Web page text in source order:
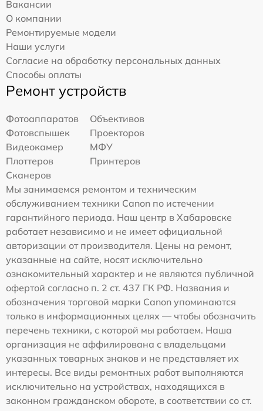
Вакансии
О компании
Ремонтируемые модели
Наши услуги
Согласие на обработку персональных данных
Способы оплаты
Ремонт устройств
Фотоаппаратов
Объективов
Фотовспышек
Проекторов
Видеокамер
МФУ
Плоттеров
Принтеров
Сканеров
Мы занимаемся ремонтом и техническим
обслуживанием техники Canon по истечении
гарантийного периода. Наш центр в Хабаровске
работает независимо и не имеет официальной
авторизации от производителя. Цены на ремонт,
указанные на сайте, носят исключительно
ознакомительный характер и не являются публичной
офертой согласно п. 2 ст. 437 ГК РФ. Названия и
обозначения торговой марки Canon упоминаются
только в информационных целях — чтобы обозначить
перечень техники, с которой мы работаем. Наша
организация не аффилирована с владельцами
указанных товарных знаков и не представляет их
интересы. Все виды ремонтных работ выполняются
исключительно на устройствах, находящихся в
законном гражданском обороте, в соответствии со ст.